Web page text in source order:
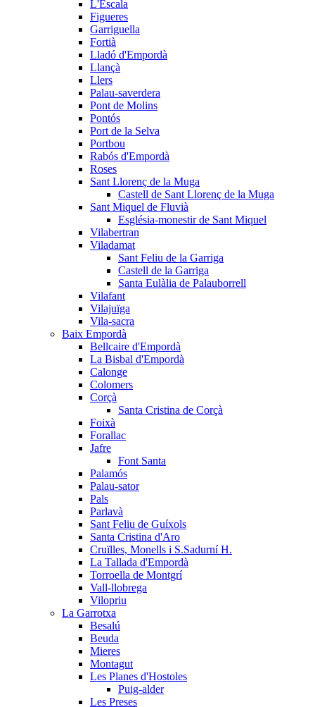
L'Escala
Figueres
Garriguella
Fortià
Lladó d'Empordà
Llançà
Llers
Palau-saverdera
Pont de Molins
Pontós
Port de la Selva
Portbou
Rabós d'Empordà
Roses
Sant Llorenç de la Muga
Castell de Sant Llorenç de la Muga
Sant Miquel de Fluvià
Església-monestir de Sant Miquel
Vilabertran
Viladamat
Sant Feliu de la Garriga
Castell de la Garriga
Santa Eulàlia de Palauborrell
Vilafant
Vilajuïga
Vila-sacra
Baix Empordà
Bellcaire d'Empordà
La Bisbal d'Empordà
Calonge
Colomers
Corçà
Santa Cristina de Corçà
Foixà
Forallac
Jafre
Font Santa
Palamós
Palau-sator
Pals
Parlavà
Sant Feliu de Guíxols
Santa Cristina d'Aro
Cruïlles, Monells i S.Sadurní H.
La Tallada d'Empordà
Torroella de Montgrí
Vall-llobrega
Vilopriu
La Garrotxa
Besalú
Beuda
Mieres
Montagut
Les Planes d'Hostoles
Puig-alder
Les Preses